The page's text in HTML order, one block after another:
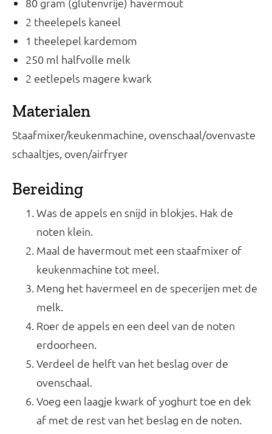
80 gram (glutenvrije) havermout
2 theelepels kaneel
1 theelepel kardemom
250 ml halfvolle melk
2 eetlepels magere kwark
Materialen
Staafmixer/keukenmachine, ovenschaal/ovenvaste
schaaltjes, oven/airfryer
Bereiding
Was de appels en snijd in blokjes. Hak de
noten klein.
Maal de havermout met een staafmixer of
keukenmachine tot meel.
Meng het havermeel en de specerijen met de
melk.
Roer de appels en een deel van de noten
erdoorheen.
Verdeel de helft van het beslag over de
ovenschaal.
Voeg een laagje kwark of yoghurt toe en dek
af met de rest van het beslag en de noten.